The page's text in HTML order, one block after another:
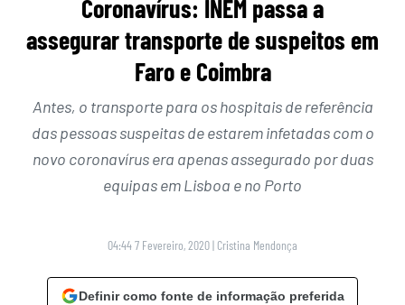
Coronavírus: INEM passa a
assegurar transporte de suspeitos em
Faro e Coimbra
Antes, o transporte para os hospitais de referência
das pessoas suspeitas de estarem infetadas com o
novo coronavírus era apenas assegurado por duas
equipas em Lisboa e no Porto
04:44 7 Fevereiro, 2020| Cristina Mendonça
Definir como fonte de informação preferida